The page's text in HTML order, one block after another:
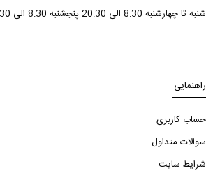
شنبه تا چهارشنبه 8:30 الی 20:30 پنجشنبه 8:30 الی 12:30
راهنمایی
حساب کاربری
سوالات متداول
شرایط سایت